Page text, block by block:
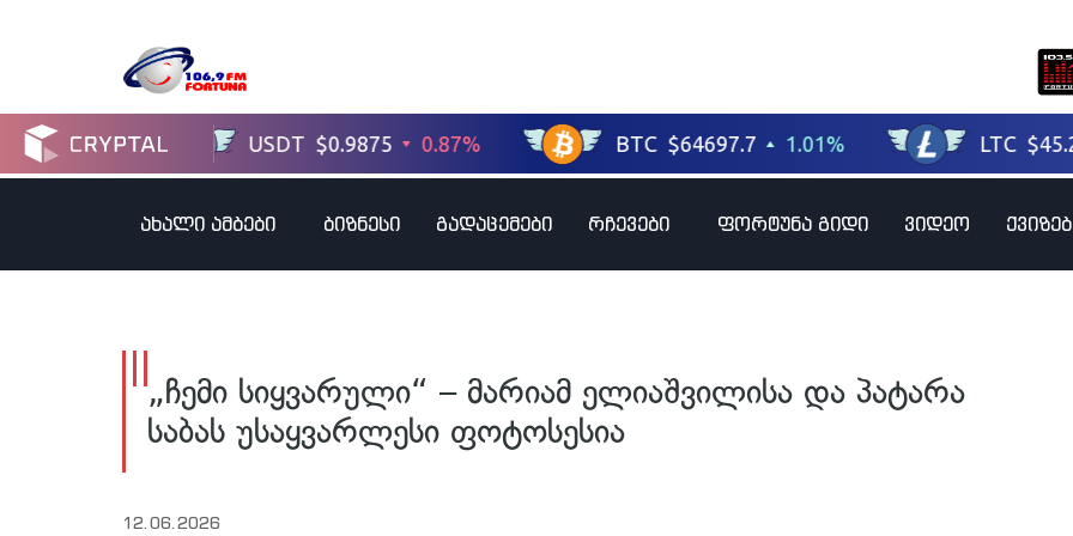
ახალი ამბები ბიზნესი გადაცემები რჩევები ფორტუნა გიდი ვიდეო
„ჩემი სიყვარული“ – მარიამ ელიაშვილისა და პატარა
საბას უსაყვარლესი ფოტოსესია
12.06.2026